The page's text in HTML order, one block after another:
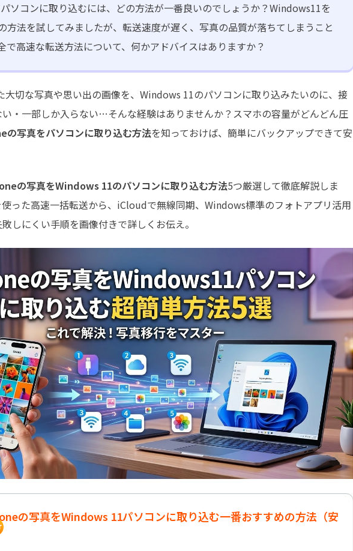
ソコンに取り込むには、どの方法が一番良いのでしょうか？Windows11を
方法を試してみましたが、転送速度が遅く、写真の品質が落ちてしまうこと
で高速な転送方法について、何かアドバイスはありますか？
大切な写真や思い出の画像を、Windows 11のパソコンに取り込みたいのに、接
・一部しか入らない…そんな経験はありませんか？スマホの容量がどんどん圧
の写真をパソコンに取り込む方法を知っておけば、簡単にバックアップできて安
の写真をWindows 11のパソコンに取り込む方法5つ厳選して徹底解説しま
使った高速一括転送から、iCloudで無線同期、Windows標準のフォトアプリ活用
しにくい手順を画像付きで詳しくお伝え。
の写真をWindows 11パソコンに取り込む一番おすすめの方法（安